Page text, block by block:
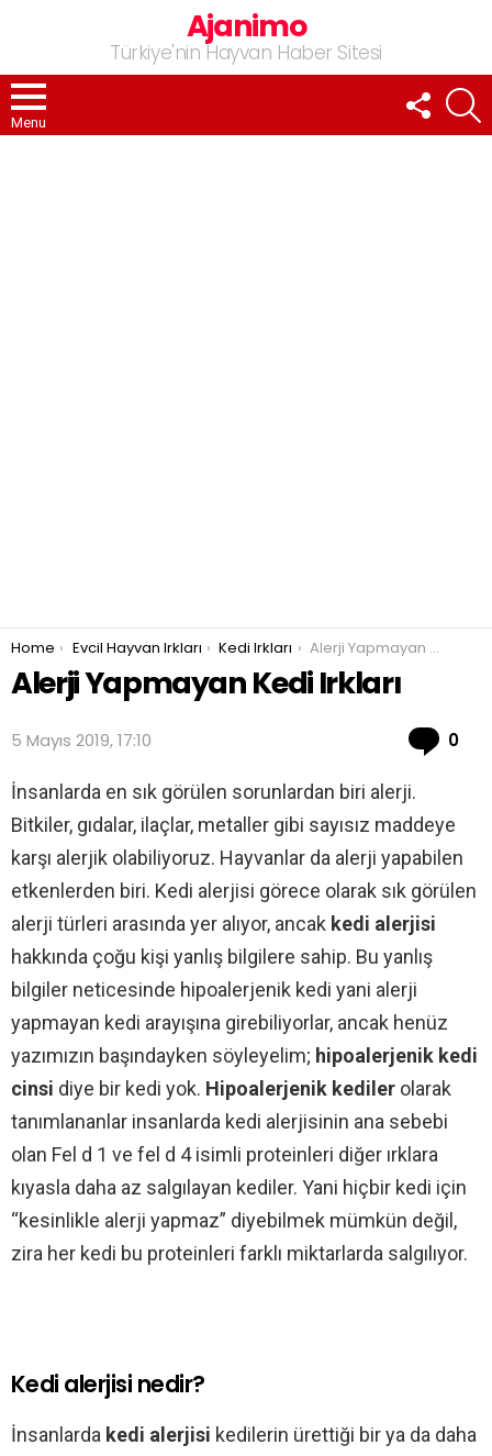
Ajanimo
Türkiye'nin Hayvan Haber Sitesi
Menu
FOLLOW
US
You are here:
Home Evcil Hayvan Irkları Kedi Irkları Alerji Yapmayan Kedi Irkları
Alerji Yapmayan Kedi Irkları
5 Mayıs 2019, 17:10 0
İnsanlarda en sık görülen sorunlardan biri alerji.
Bitkiler, gıdalar, ilaçlar, metaller gibi sayısız maddeye
karşı alerjik olabiliyoruz. Hayvanlar da alerji yapabilen
etkenlerden biri. Kedi alerjisi görece olarak sık görülen
alerji türleri arasında yer alıyor, ancak kedi alerjisi
hakkında çoğu kişi yanlış bilgilere sahip. Bu yanlış
bilgiler neticesinde hipoalerjenik kedi yani alerji
yapmayan kedi arayışına girebiliyorlar, ancak henüz
yazımızın başındayken söyleyelim; hipoalerjenik kedi
cinsi diye bir kedi yok. Hipoalerjenik kediler olarak
tanımlananlar insanlarda kedi alerjisinin ana sebebi
olan Fel d 1 ve fel d 4 isimli proteinleri diğer ırklara
kıyasla daha az salgılayan kediler. Yani hiçbir kedi için
“kesinlikle alerji yapmaz” diyebilmek mümkün değil,
zira her kedi bu proteinleri farklı miktarlarda salgılıyor.
Kedi alerjisi nedir?
İnsanlarda kedi alerjisi kedilerin ürettiği bir ya da daha